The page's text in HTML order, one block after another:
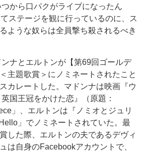
から口パクがライブになったん
ステージを観に行っているのに、ス
ような奴らは全員撃ち殺されるべき
ナとエルトンが【第69回ゴールデ
主題歌賞＞にノミネートされたこと
カレートした。マドンナは映画『ウ
国王冠をかけた恋』（原題：
」、エルトンは『ノミオとジュリ
」でノミネートされていた。最
した際、エルトンの夫であるデヴィ
は自身のFacebookアカウントで、